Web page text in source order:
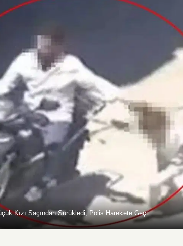
Kızı Saçından Sürükledi, Polis Harekete Geçti